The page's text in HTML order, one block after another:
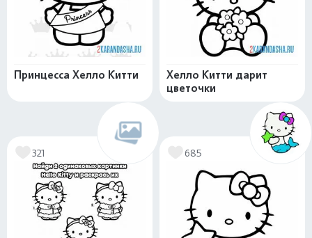
Принцесса Хелло Китти
Хелло Китти дарит
цветочки
321 685